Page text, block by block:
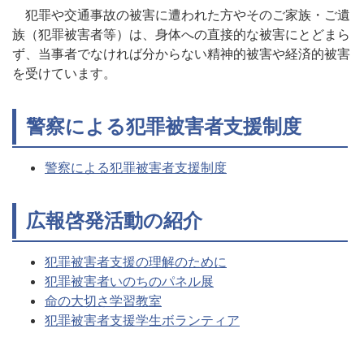
犯罪や交通事故の被害に遭われた方やそのご家族・ご遺
族（犯罪被害者等）は、身体への直接的な被害にとどまら
ず、当事者でなければ分からない精神的被害や経済的被害
を受けています。
警察による犯罪被害者支援制度
警察による犯罪被害者支援制度
広報啓発活動の紹介
犯罪被害者支援の理解のために
犯罪被害者いのちのパネル展
命の大切さ学習教室
犯罪被害者支援学生ボランティア